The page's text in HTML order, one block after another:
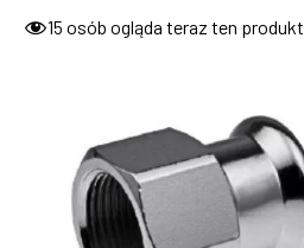
15 osób ogląda teraz ten produkt